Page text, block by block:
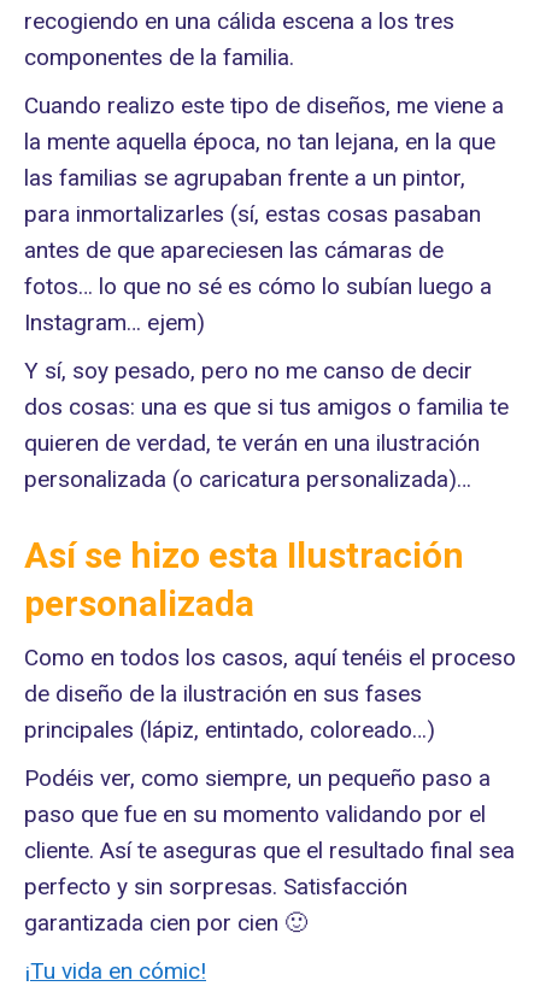
recogiendo en una cálida escena a los tres
componentes de la familia.
Cuando realizo este tipo de diseños, me viene a
la mente aquella época, no tan lejana, en la que
las familias se agrupaban frente a un pintor,
para inmortalizarles (sí, estas cosas pasaban
antes de que apareciesen las cámaras de
fotos… lo que no sé es cómo lo subían luego a
Instagram… ejem)
Y sí, soy pesado, pero no me canso de decir
dos cosas: una es que si tus amigos o familia te
quieren de verdad, te verán en una ilustración
personalizada (o caricatura personalizada)…
Así se hizo esta Ilustración
personalizada
Como en todos los casos, aquí tenéis el proceso
de diseño de la ilustración en sus fases
principales (lápiz, entintado, coloreado…)
Podéis ver, como siempre, un pequeño paso a
paso que fue en su momento validando por el
cliente. Así te aseguras que el resultado final sea
perfecto y sin sorpresas. Satisfacción
garantizada cien por cien 🙂
¡Tu vida en cómic!